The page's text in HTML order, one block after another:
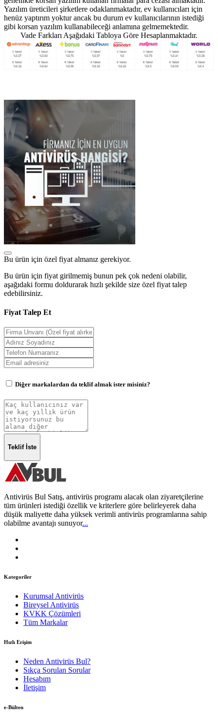
Yazılım üreticileri şirketlere odaklanmaktadır, ev kullanıcıları için
henüz yaptırım yoktur ancak bu durum ev kullanıcılarının istediği
gibi korsan yazılım kullanabileceği anlamına gelmemektedir.
Vade Farkları Aşağıdaki Tabloya Göre Hesaplanmaktadır.
Bu ürün için özel fiyat almanız gerekiyor.
Bu ürün için fiyat girilmemiş bunun pek çok nedeni olabilir,
aşağıdaki formu doldurarak hızlı şekilde size özel fiyat talep
edebilirsiniz.
Fiyat Talep Et
Diğer markalardan da teklif almak ister misiniz?
Teklif İste
Antivirüs Bul Satış, antivirüs programı alacak olan ziyaretçilerine
tüm ürünleri istediği özellik ve kriterlere göre belirleyerek daha
düşük maliyette daha yüksek verimli antivirüs programlarına sahip
olabilme avantajı sunuyor...
Kategoriler
Kurumsal Antivirüs
Bireysel Antivirüs
KVKK Çözümleri
Tüm Markalar
Hızlı Erişim
Neden Antivirüs Bul?
Sıkça Sorulan Sorular
Hesabım
İletişim
e-Bülten